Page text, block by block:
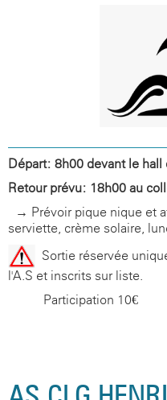
Départ: 8h00 devant le
Retour prévu: 18h00 au
→ Prévoir pique-nique et
serviette, crème solaire,
-Sortie réservée
l'A.S et inscrits sur liste.
-Participation 10€